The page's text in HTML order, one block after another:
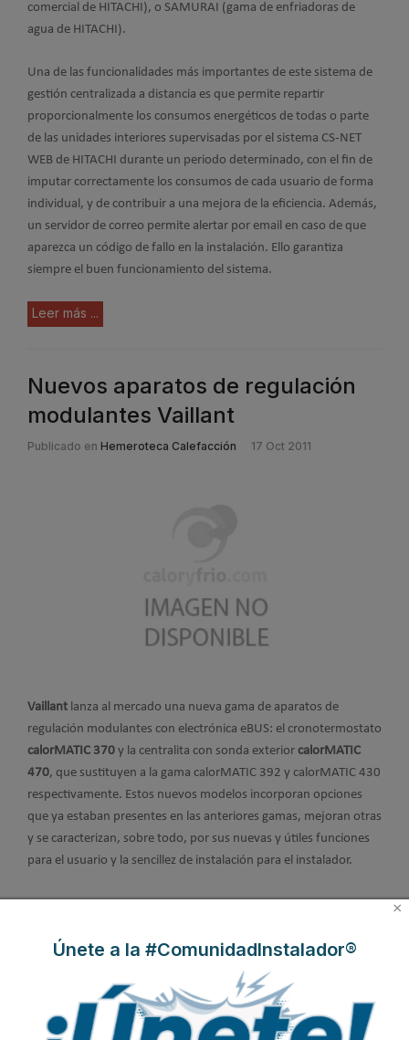
comercial de HITACHI), o SAMURAI (gama de enfriadoras de
agua de HITACHI).
Una de las funcionalidades más importantes de este sistema de
gestión centralizada a distancia es que permite repartir
proporcionalmente los consumos energéticos de todas o parte
de las unidades interiores supervisadas por el sistema CS-NET
WEB de HITACHI durante un periodo determinado, con el fin de
imputar correctamente los consumos de cada usuario de forma
individual, y de contribuir a una mejora de la eficiencia. Además,
un servidor de correo permite alertar por email en caso de que
aparezca un código de fallo en la instalación. Ello garantiza
siempre el buen funcionamiento del sistema.
Leer más ...
Nuevos aparatos de regulación
modulantes Vaillant
Publicado en Hemeroteca Calefacción 17 Oct 2011
Vaillant lanza al mercado una nueva gama de aparatos de
regulación modulantes con electrónica eBUS: el cronotermostato
calorMATIC 370 y la centralita con sonda exterior calorMATIC
470, que sustituyen a la gama calorMATIC 392 y calorMATIC 430
respectivamente. Estos nuevos modelos incorporan opciones
que ya estaban presentes en las anteriores gamas, mejoran otras
y se caracterizan, sobre todo, por sus nuevas y útiles funciones
para el usuario y la sencillez de instalación para el instalador.
Texto con explicaciones claras, acceso rápido a cambios básicos y
acceso sencillo a funciones, mediante un selector o mando
giratorio y 2 botones que siguen la filosofía de un móvil o
×
Únete a la #ComunidadInstalador®